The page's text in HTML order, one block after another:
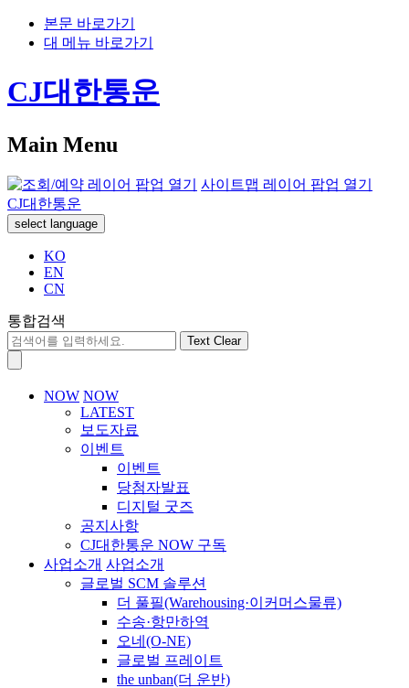
본문 바로가기
대 메뉴 바로가기
CJ대한통운
Main Menu
사이트맵 레이어 팝업 열기
CJ대한통운
select language
KO
EN
CN
통합검색
Text Clear
NOW NOW
LATEST
보도자료
이벤트
이벤트
당첨자발표
디지털 굿즈
공지사항
CJ대한통운 NOW 구독
사업소개 사업소개
글로벌 SCM 솔루션
더 풀필(Warehousing·이커머스물류)
수송·항만하역
오네(O-NE)
글로벌 프레이트
the unban(더 운반)